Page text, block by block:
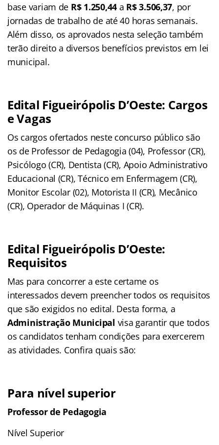
base variam de R$ 1.250,44a R$ 3.506,37, por
jornadas de trabalho de até 40 horas semanais.
Além disso, os aprovados nesta seleção também
terão direito a diversos benefícios previstos em lei
municipal.
Edital Figueirópolis D’Oeste: Cargos
e Vagas
Os cargos ofertados neste concurso público são
os de Professor de Pedagogia (04), Professor (CR),
Psicólogo (CR), Dentista (CR), Apoio Administrativo
Educacional (CR), Técnico em Enfermagem (CR),
Monitor Escolar (02), Motorista II (CR), Mecânico
(CR), Operador de Máquinas I (CR).
Edital Figueirópolis D’Oeste:
Requisitos
Mas para concorrer a este certame os
interessados devem preencher todos os requisitos
que são exigidos no edital. Desta forma, a
Administração Municipal visa garantir que todos
os candidatos tenham condições para exercerem
as atividades. Confira quais são:
Para nível superior
Professor de Pedagogia
Nível Superior